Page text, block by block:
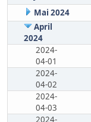
Mai 2024
April
2024
2024-
04-01
2024-
04-02
2024-
04-03
2024-